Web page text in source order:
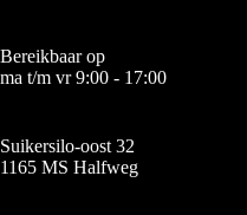
Bereikbaar op
ma t/m vr 9:00 - 17:00
Suikersilo-oost 32
1165 MS Halfweg